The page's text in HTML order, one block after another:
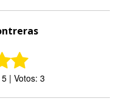
| Votos: 3